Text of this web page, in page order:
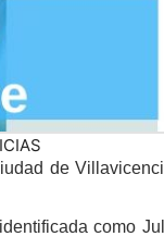
de
como